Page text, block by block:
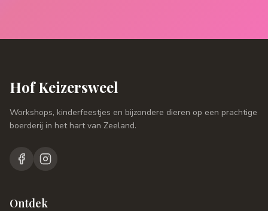
Hof Keizersweel
Workshops, kinderfeestjes en bijzondere dieren op een prachtige
boerderij in het hart van Zeeland.
Ontdek